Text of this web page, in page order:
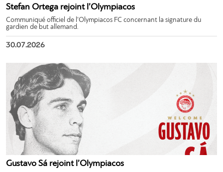
Stefan Ortega rejoint l’Olympiacos
Communiqué officiel de l’Olympiacos FC concernant la signature du
gardien de but allemand.
30.07.2026
Gustavo Sá rejoint l’Olympiacos